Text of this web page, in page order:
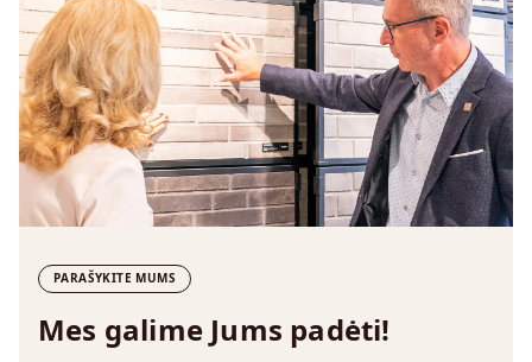
PARAŠYKITE MUMS
Mes galime Jums padėti!